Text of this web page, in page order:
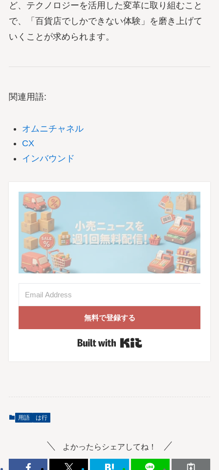
ど、テクノロジーを活用した変革に取り組むこと
で、「百貨店でしかできない体験」を磨き上げて
いくことが求められます。
関連用語:
オムニチャネル
CX
インバウンド
無料で登録する
Built with Kit
用語 は行
よかったらシェアしてね！